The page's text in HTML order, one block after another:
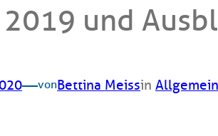
und
—vonBettina Meissin Allgemein